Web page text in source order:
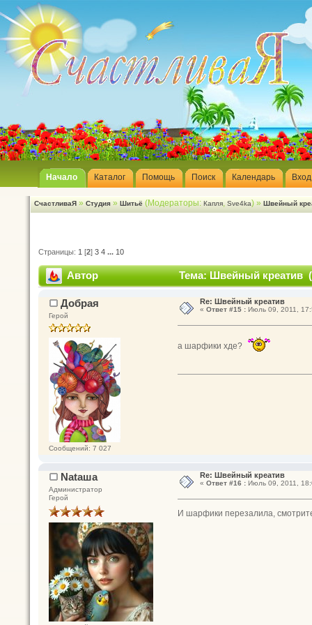
Начало Каталог Помощь Поиск Календарь Вход
СчастливаЯ » Студия » Шитьё (Модераторы: Капля, Sve4ka) » Швейный
Страницы: 1 [2] 3 4 ... 10
Автор Тема: Швейный креатив
Добрая
Герой
Сообщений: 7 027
Re: Швейный креатив
« Ответ #15 :Июль 09, 2011,
а шарфики хде?
Nataшa
Администратор
Герой
Re: Швейный креатив
« Ответ #16 :Июль 09, 2011,
И шарфики перезалила,